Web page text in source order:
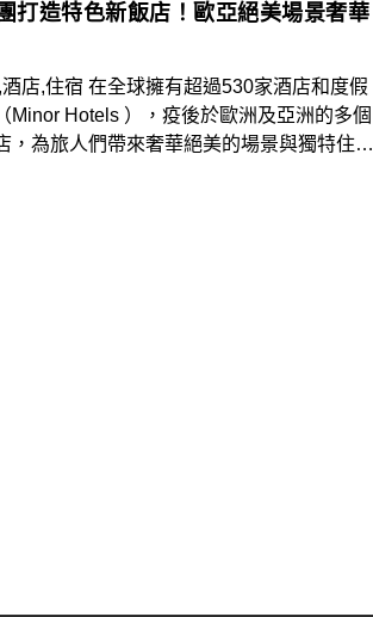
打造特色新飯店！歐亞絕美場景奢華
店,住宿 在全球擁有超過530家酒店和度假
Minor Hotels ），疫後於歐洲及亞洲的多個
，為旅人們帶來奢華絕美的場景與獨特住宿